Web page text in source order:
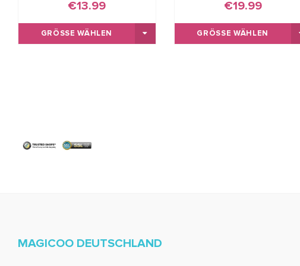
€13.99
GRÖSSE WÄHLEN
€19.99
GRÖSSE WÄHLEN
MAGICOO DEUTSCHLAND